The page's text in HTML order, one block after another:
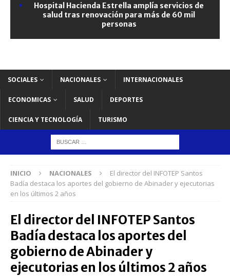
Hospital Hacienda Estrella amplía servicios de
salud tras renovación para más de 60 mil
personas
SOCIALES NACIONALES INTERNACIONALES
ECONOMICAS SALUD DEPORTES
CIENCIA Y TECNOLOGÍA TURISMO
INICIO NACIONALES
El director del INFOTEP Santos
Badía destaca los aportes del gobierno de Abinader y ejecutorias
en los últimos 2 años
El director del INFOTEP Santos
Badía destaca los aportes del
gobierno de Abinader y
ejecutorias en los últimos 2 años